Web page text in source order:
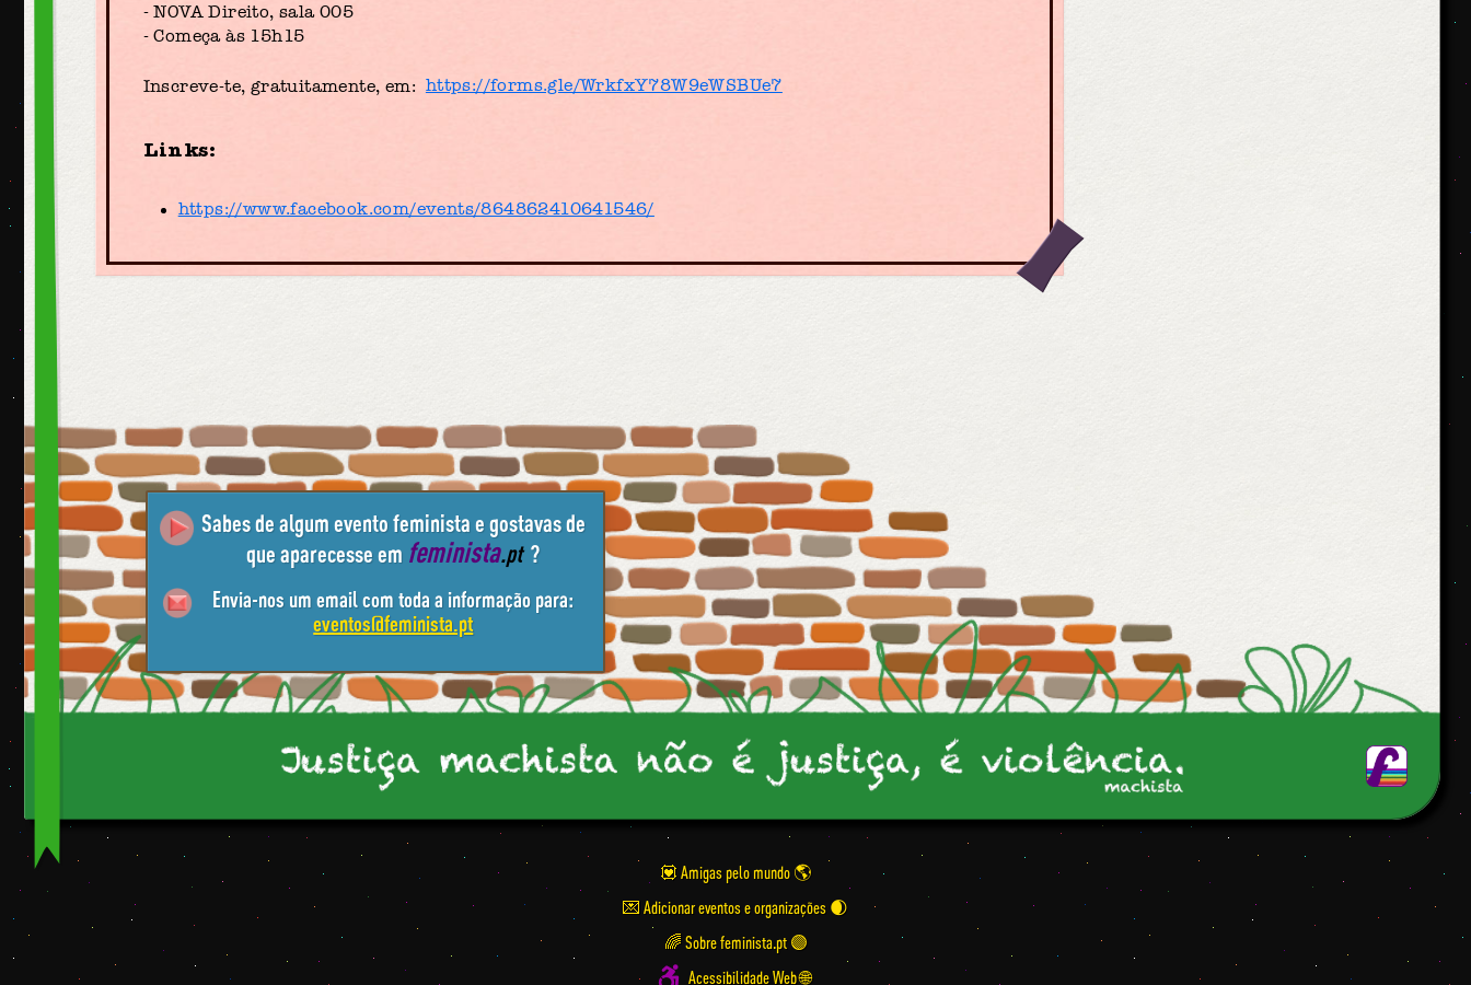
- NOVA Direito, sala 005
- Começa às 15h15
Inscreve-te, gratuitamente, em: https://forms.gle/WrkfxY78W9eWSBUe7
Links:
https://www.facebook.com/events/864862410641546/
Sabes de algum evento feminista e gostavas de
que aparecesse em feminista.pt ?
Envia-nos um email com toda a informação para:
eventos@feminista.pt
💟 Amigas pelo mundo
💌 Adicionar eventos e organizações
🌈 Sobre feminista.pt 🟣
Acessibilidade Web 🌐